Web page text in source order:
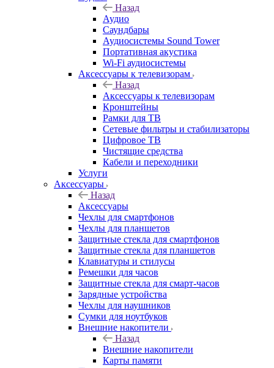
Назад
Аудио
Саундбары
Аудиосистемы Sound Tower
Портативная акустика
Wi-Fi аудиосистемы
Аксессуары к телевизорам
Назад
Аксессуары к телевизорам
Кронштейны
Рамки для ТВ
Сетевые фильтры и стабилизаторы
Цифровое ТВ
Чистящие средства
Кабели и переходники
Услуги
Аксессуары
Назад
Аксессуары
Чехлы для смартфонов
Чехлы для планшетов
Защитные стекла для смартфонов
Защитные стекла для планшетов
Клавиатуры и стилусы
Ремешки для часов
Защитные стекла для смарт-часов
Зарядные устройства
Чехлы для наушников
Сумки для ноутбуков
Внешние накопители
Назад
Внешние накопители
Карты памяти